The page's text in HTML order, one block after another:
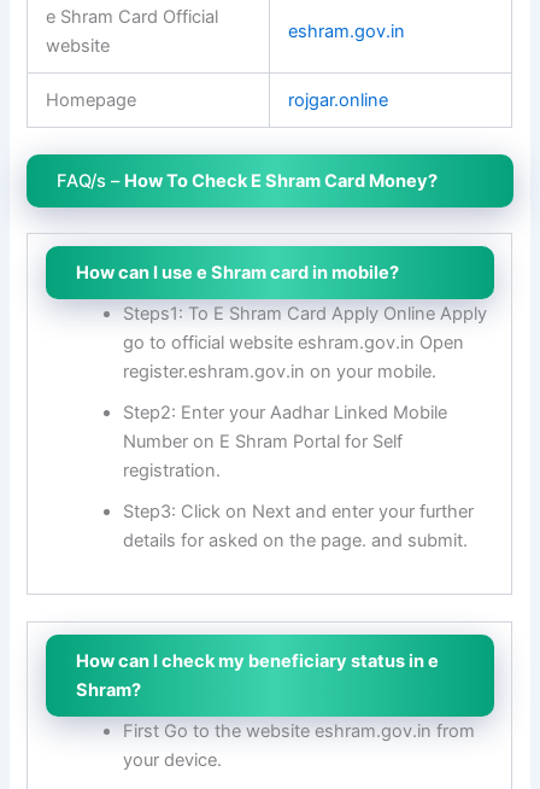
e Shram Card Official
website
eshram.gov.in
Homepage rojgar.online
FAQ/s – How To Check E Shram Card Money?
How can I use e Shram card in mobile?
Steps1: To E Shram Card Apply Online Apply
go to official website eshram.gov.in Open
register.eshram.gov.in on your mobile.
Step2: Enter your Aadhar Linked Mobile
Number on E Shram Portal for Self
registration.
Step3: Click on Next and enter your further
details for asked on the page. and submit.
How can I check my beneficiary status in e
Shram?
First Go to the website eshram.gov.in from
your device.